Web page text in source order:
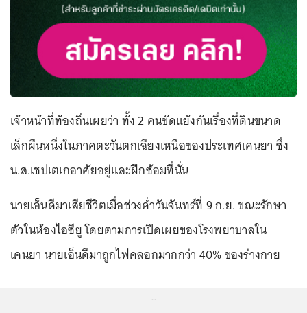
เจ้าหน้าที่ท้องถิ่นเผยว่า ทั้ง 2 คนขัดแย้งกันเรื่องที่ดินขนาด
เล็กผืนหนึ่งในภาคตะวันตกเฉียงเหนือของประเทศเคนยา ซึ่ง
น.ส.เชปเตเกอาศัยอยู่และฝึกซ้อมที่นั่น
นายเอ็นดีมาเสียชีวิตเมื่อช่วงค่ำวันจันทร์ที่ 9 ก.ย. ขณะรักษา
ตัวในห้องไอซียู โดยตามการเปิดเผยของโรงพยาบาลใน
เคนยา นายเอ็นดีมาถูกไฟคลอกมากกว่า 40% ของร่างกาย